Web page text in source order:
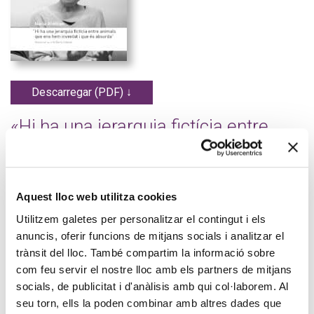
Aquest lloc web utilitza cookies
Utilitzem galetes per personalitzar el contingut i els
anuncis, oferir funcions de mitjans socials i analitzar el
trànsit del lloc. També compartim la informació sobre
com feu servir el nostre lloc amb els partners de mitjans
socials, de publicitat i d'anàlisis amb qui col·laborem. Al
seu torn, ells la poden combinar amb altres dades que
Descarregar (PDF) ↓
«Hi ha una jerarquia fictícia entre
animals que ens hem inventat i que
és absurda»
Núria Almiron i Dionís Guiteras.
És possible aconseguir una nova frontera de drets i fer-ho
compatible amb l’activitat econòmica i la sobirania alimentària?
El repte del benestar animal abraça molts àmbits diferents i
esdevé un tema polític transversal i, alhora, polèmic. Les
demandes d’un major benestar i protecció per als animals sovint
són contradictòries amb moltes de les formes en què els
humans ens hem relacionat tradicionalment amb la resta dels